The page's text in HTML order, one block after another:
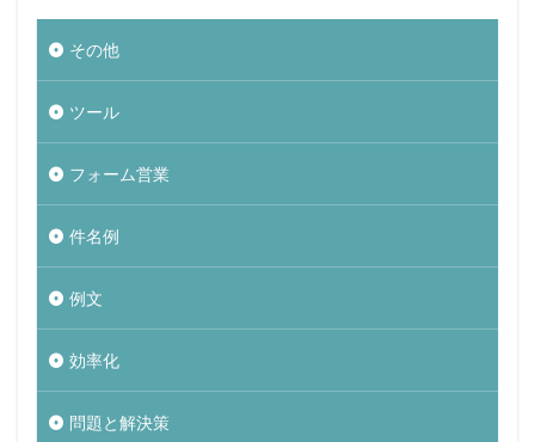
その他
ツール
フォーム営業
件名例
例文
効率化
問題と解決策